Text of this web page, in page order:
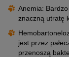
Anemia:
znaczną utratę
jest przez
przenoszą